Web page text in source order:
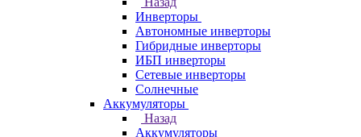
Инверторы
Автономные инверторы
Гибридные инверторы
ИБП инверторы
Сетевые инверторы
Солнечные
Аккумуляторы
Назад
Аккумуляторы